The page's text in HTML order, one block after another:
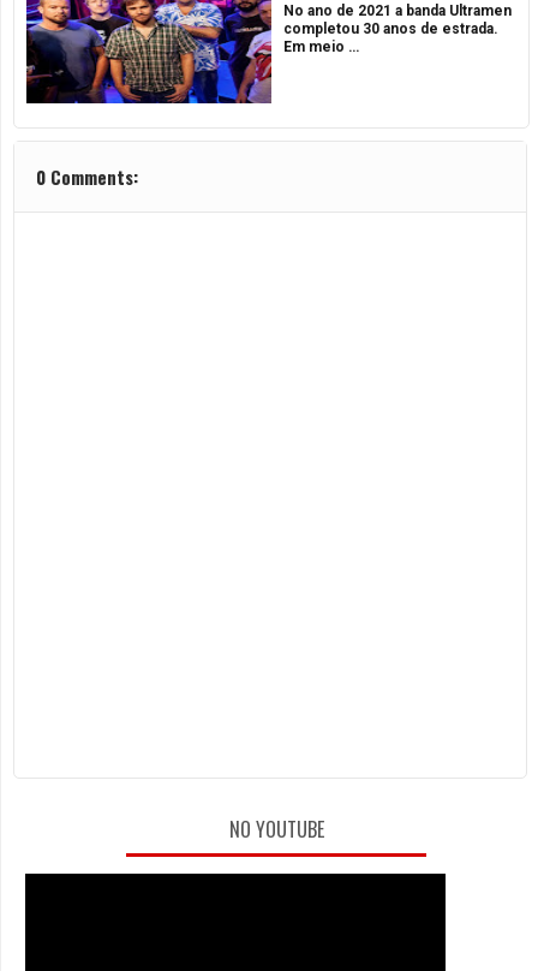
No ano de 2021 a banda Ultramen
completou 30 anos de estrada.
Em meio …
0 Comments:
NO YOUTUBE